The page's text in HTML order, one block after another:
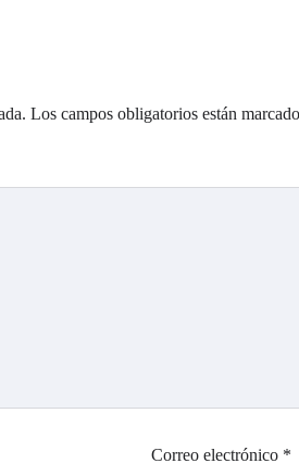
Los campos obligatorios están
Correo electrónico *